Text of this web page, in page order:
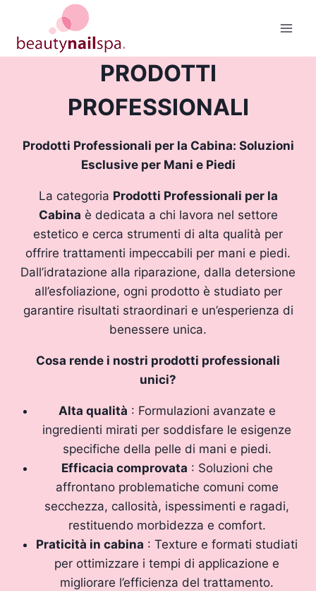
contenuto
PRODOTTI
PROFESSIONALI
Prodotti Professionali per la Cabina: Soluzioni
Esclusive per Mani e Piedi
La categoria Prodotti Professionali per la
Cabina è dedicata a chi lavora nel settore
estetico e cerca strumenti di alta qualità per
offrire trattamenti impeccabili per mani e piedi.
Dall’idratazione alla riparazione, dalla detersione
all’esfoliazione, ogni prodotto è studiato per
garantire risultati straordinari e un’esperienza di
benessere unica.
Cosa rende i nostri prodotti professionali
unici?
Alta qualità : Formulazioni avanzate e
ingredienti mirati per soddisfare le esigenze
specifiche della pelle di mani e piedi.
Efficacia comprovata : Soluzioni che
affrontano problematiche comuni come
secchezza, callosità, ispessimenti e ragadi,
restituendo morbidezza e comfort.
Praticità in cabina : Texture e formati studiati
per ottimizzare i tempi di applicazione e
migliorare l’efficienza del trattamento.